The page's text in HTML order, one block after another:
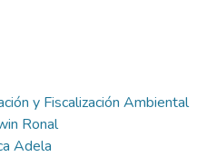
y Fiscalización Ambiental
Ronal
Adela